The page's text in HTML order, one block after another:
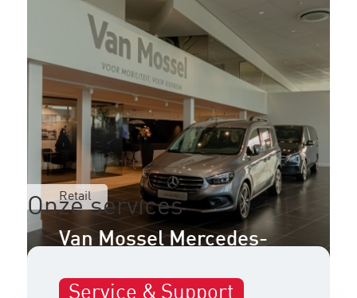
Retail
Van Mossel Mercedes-
Turnhout
Onze services
Service & Support